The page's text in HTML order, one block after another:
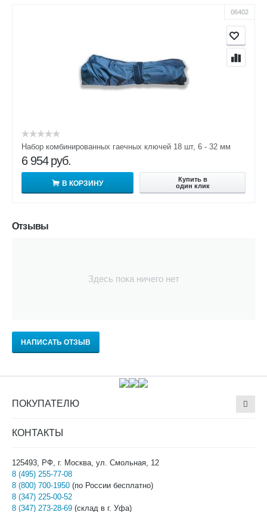
06402
Набор комбинированных гаечных ключей 18 шт, 6 - 32 мм
6 954 руб.
В КОРЗИНУ
Купить в
один клик
Отзывы
Здесь пока ничего нет
НАПИСАТЬ ОТЗЫВ
ПОКУПАТЕЛЮ
КОНТАКТЫ
125493, РФ, г. Москва, ул. Смольная, 12
8 (495) 255-77-08
8 (800) 700-1950 (по России бесплатно)
8 (347) 225-00-52
8 (347) 273-28-69 (склад в г. Уфа)